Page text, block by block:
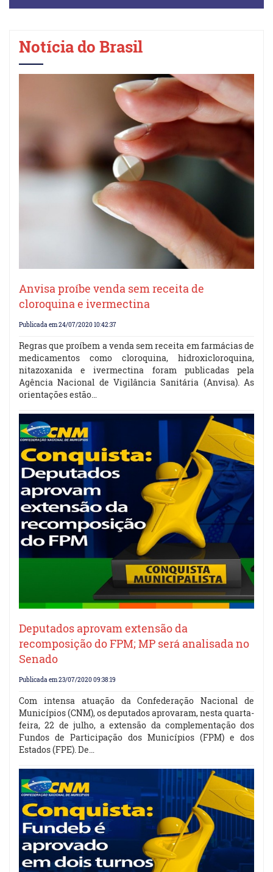
Notícia do Brasil
Anvisa proíbe venda sem receita de
cloroquina e ivermectina
Publicada em 24/07/2020 10:42:37
Regras que proíbem a venda sem receita em farmácias de
medicamentos como cloroquina, hidroxicloroquina,
nitazoxanida e ivermectina foram publicadas pela
Agência Nacional de Vigilância Sanitária (Anvisa). As
orientações estão…
Deputados aprovam extensão da
recomposição do FPM; MP será analisada no
Senado
Publicada em 23/07/2020 09:38:19
Com intensa atuação da Confederação Nacional de
Municípios (CNM), os deputados aprovaram, nesta quarta-
feira, 22 de julho, a extensão da complementação dos
Fundos de Participação dos Municípios (FPM) e dos
Estados (FPE). De…